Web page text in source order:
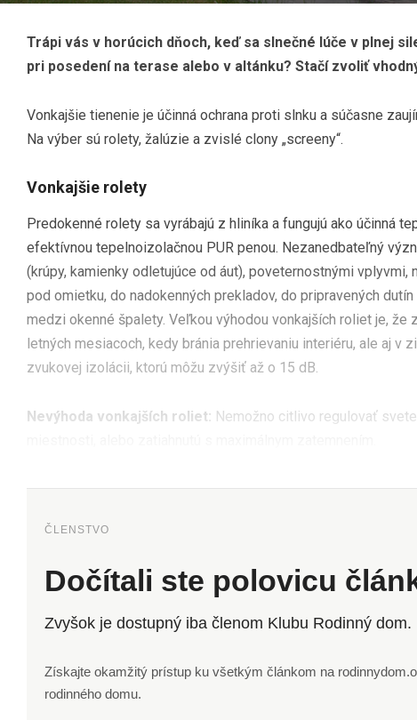
Trápi vás v horúcich dňoch, keď sa slnečné lúče v plnej
pri posedení na terase alebo v altánku? Stačí zvoliť
Vonkajšie tienenie je účinná ochrana proti slnku a súčasne
Na výber sú rolety, žalúzie a zvislé clony „screeny“.
Vonkajšie rolety
Predokenné rolety sa vyrábajú z hliníka a fungujú ako účinná
efektívnou tepelnoizolačnou PUR penou. Nezanedbateľný
(krúpy, kamienky odletujúce od áut), poveternostnými
pod omietku, do nadokenných prekladov, do pripravených
medzi okenné špalety. Veľkou výhodou vonkajších roliet je,
letných mesiacoch, kedy bránia prehrievaniu interiéru, ale aj
zvukovej izolácii, ktorú môžu zvýšiť až o 15 dB.
Nevýhoda vonkajších roliet: Nemožno citlivo regulovať
ČLENSTVO
Dočítali ste polovicu
Zvyšok je dostupný iba členom Klubu Rodinný dom.
Získajte okamžitý prístup ku všetkým článkom na
rodinného domu.